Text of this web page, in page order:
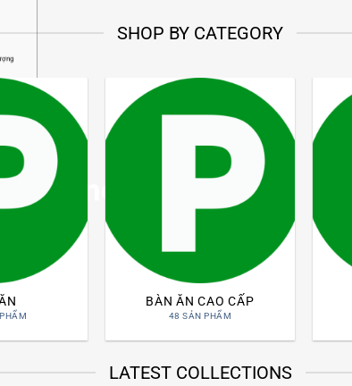
ngủ
nay
Vendor
elit.
SHOP BY CATEGORY
BÀN ĂN CAO CẤP
48 SẢN PHẨM
LATEST COLLECTIONS